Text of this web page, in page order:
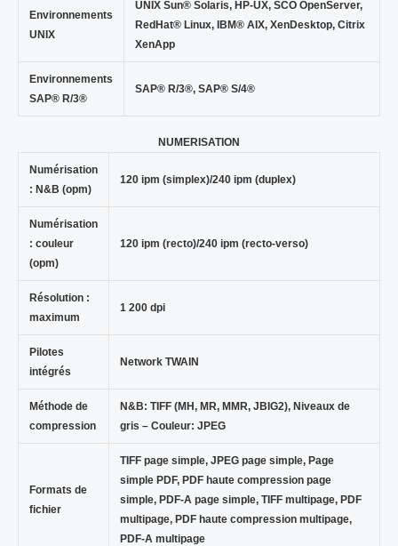
Environnements
UNIX
UNIX Sun® Solaris, HP-UX, SCO OpenServer,
RedHat® Linux, IBM® AIX, XenDesktop, Citrix
XenApp
Environnements
SAP® R/3®
SAP® R/3®, SAP® S/4®
NUMERISATION
Numérisation
: N&B (opm)
120 ipm (simplex)/240 ipm (duplex)
Numérisation
: couleur
(opm)
120 ipm (recto)/240 ipm (recto-verso)
Résolution :
maximum
1 200 dpi
Pilotes
intégrés
Network TWAIN
Méthode de
compression
N&B: TIFF (MH, MR, MMR, JBIG2), Niveaux de
gris – Couleur: JPEG
Formats de
fichier
TIFF page simple, JPEG page simple, Page
simple PDF, PDF haute compression page
simple, PDF-A page simple, TIFF multipage, PDF
multipage, PDF haute compression multipage,
PDF-A multipage